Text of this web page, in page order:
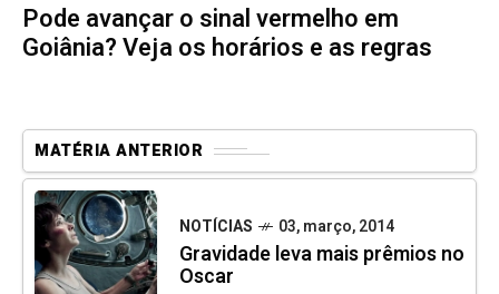
Pode avançar o sinal vermelho em
Goiânia? Veja os horários e as regras
MATÉRIA ANTERIOR
NOTÍCIAS 03, março, 2014
Gravidade leva mais prêmios no
Oscar